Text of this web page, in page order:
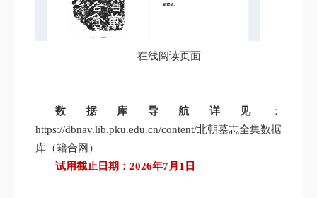
在线阅读页面
数据库导航详见
：
https://dbnav.lib.pku.edu.cn/content/北朝墓志全集数据
库（籍合网）
试用截止日期：2026年7月1 日